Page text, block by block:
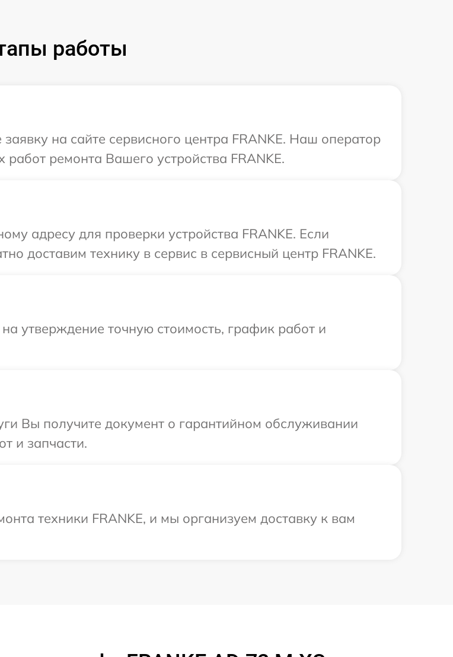
работы
на сайте сервисного центра FRANKE. Наш оператор
ремонта Вашего устройства FRANKE.
адресу для проверки устройства FRANKE. Если
доставим технику в сервис в сервисный центр FRANKE.
утверждение точную стоимость, график работ и
Вы получите документ о гарантийном обслуживании
и запчасти.
техники FRANKE, и мы организуем доставку к вам